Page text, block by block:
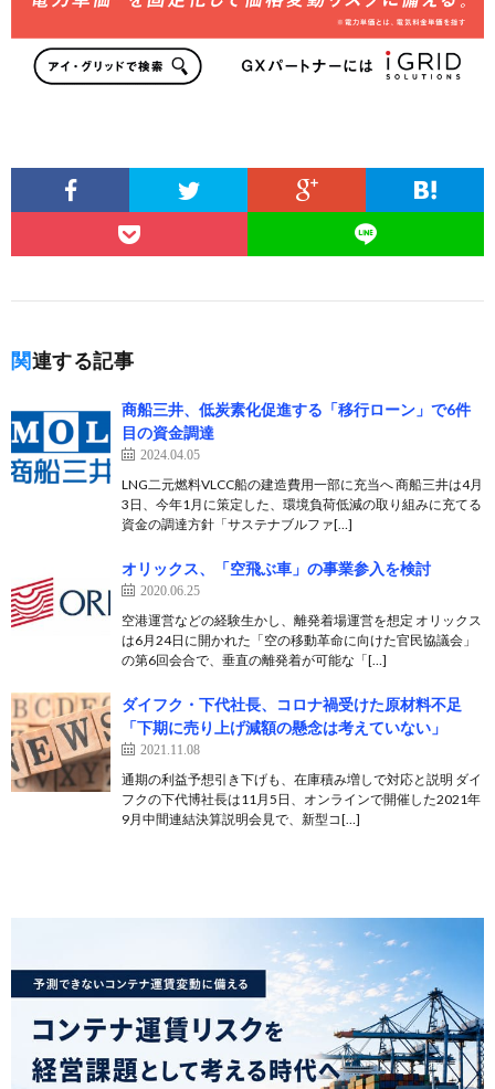
関連する記事
商船三井、低炭素化促進する「移行ローン」で6件
目の資金調達
2024.04.05
LNG二元燃料VLCC船の建造費用一部に充当へ 商船三井は4月
3日、今年1月に策定した、環境負荷低減の取り組みに充てる
資金の調達方針「サステナブルファ[…]
オリックス、「空飛ぶ車」の事業参入を検討
2020.06.25
空港運営などの経験生かし、離発着場運営を想定 オリックス
は6月24日に開かれた「空の移動革命に向けた官民協議会」
の第6回会合で、垂直の離発着が可能な「[…]
ダイフク・下代社長、コロナ禍受けた原材料不足
「下期に売り上げ減額の懸念は考えていない」
2021.11.08
通期の利益予想引き下げも、在庫積み増しで対応と説明 ダイ
フクの下代博社長は11月5日、オンラインで開催した2021年
9月中間連結決算説明会見で、新型コ[…]